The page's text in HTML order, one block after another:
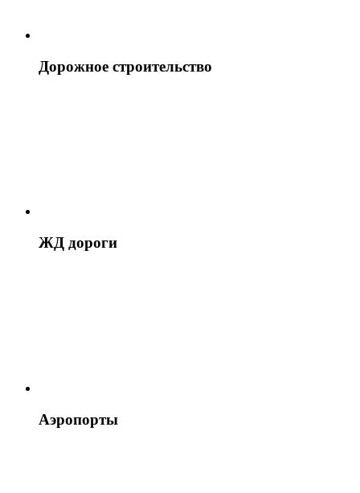
Дорожное строительство
ЖД дороги
Аэропорты